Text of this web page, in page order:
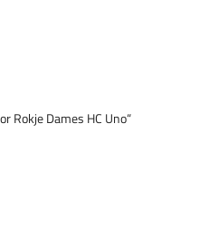
Rokje Dames HC Uno“